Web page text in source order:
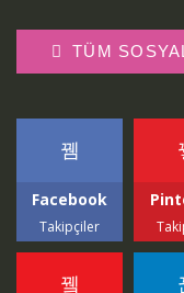
TÜM
Facebook
Takipçiler